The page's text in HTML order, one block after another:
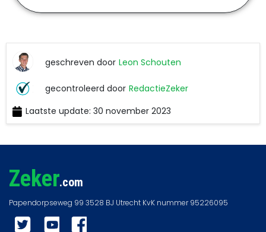
geschreven door Leon Schouten
Leon
gecontroleerd door RedactieZeker
RedactieZeker
Laatste update: 30 november 2023
Zeker.com
Twitter YouTubeFacebook